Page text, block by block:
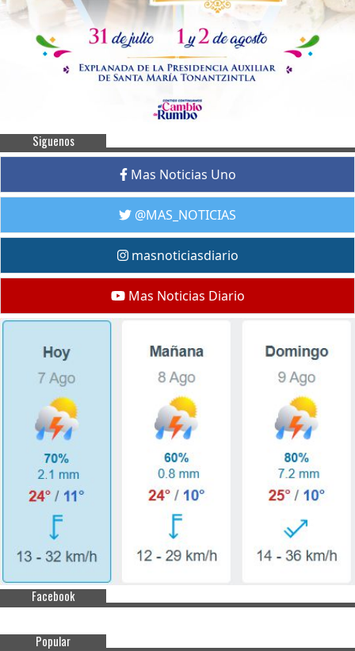
Siguenos
Mas Noticias Uno
@MAS_NOTICIAS
masnoticiasdiario
Mas Noticias Diario
Facebook
Popular